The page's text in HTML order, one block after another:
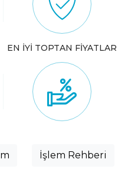
EN İYİ TOPTAN FİYATLAR
İşlem Rehberi